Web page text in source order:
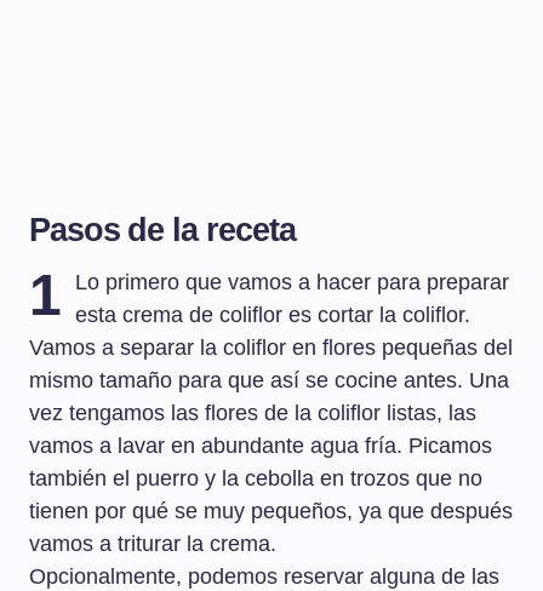
Pasos de la receta
1
Lo primero que vamos a hacer para preparar
esta crema de coliflor es cortar la coliflor.
Vamos a separar la coliflor en flores pequeñas del
mismo tamaño para que así se cocine antes. Una
vez tengamos las flores de la coliflor listas, las
vamos a lavar en abundante agua fría. Picamos
también el puerro y la cebolla en trozos que no
tienen por qué se muy pequeños, ya que después
vamos a triturar la crema.
Opcionalmente, podemos reservar alguna de las